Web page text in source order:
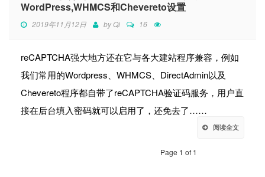
WordPress,WHMCS和Chevereto设置
2019年11月12日 byQi 16
reCAPTCHA强大地方还在它与各大建站程序兼容，例如
我们常用的Wordpress、WHMCS、DirectAdmin以及
Chevereto程序都自带了reCAPTCHA验证码服务，用户直
接在后台填入密码就可以启用了，还免去了……
阅读全文
Page 1 of 1